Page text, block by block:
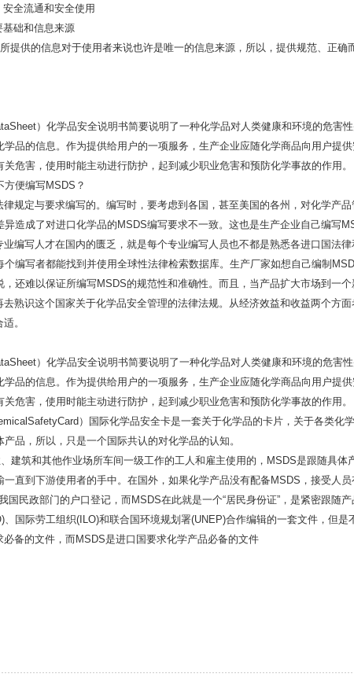
全流通和安全使用
础和信息来源
提供的信息对于使用者来说也许是唯一的信息来源，所以，提供规范、正确
）化学品安全说明书简要说明了一种化学品对人类健康和环境的危害
品的信息。作为提供给用户的一项服务，生产企业应随化学商品向用户提供
危害，使用时能主动进行防护，起到减少职业危害和预防化学事故的作用。
便编写MSDS？
律规定与要求编写的。编写时，要考虑到各国，甚至美国的各州，对化学产
异造成了对进口化学品的MSDS编写要求不一致。这也是生产企业自己编写
编写人才在国内的匮乏，就是每个专业编写人员也不都是熟悉各进口国法律
个编写者都能找到并使用全球性法律检索数据库。生产厂家如想自己编制
，还难以保证所编写MSDS的规范性和准确性。而且，当产品扩大市场到一个
熟识这个国家关于化学品安全管理的法律法规。从经济效益和收益两个方
。
）化学品安全说明书简要说明了一种化学品对人类健康和环境的危害
品的信息。作为提供给用户的一项服务，生产企业应随化学商品向用户提供
危害，使用时能主动进行防护，起到减少职业危害和预防化学事故的作用。
）国际化学品安全卡是一套关于化学品的卡片，关于各类化学
品，所以，只是一个国际共认的对化学品的认知。
建筑和其他作业场所车间一级工作的工人和雇主使用的，MSDS是跟随具体
一直到下游使用者的手中。在国外，如果化学产品没有配备MSDS，接受人
国民政部门的户口登记，而MSDS在此就是一个“居民身份证”，是紧密跟随
、国际劳工组织(ILO)和联合国环境规划署(UNEP)合作编辑的一套文件，但是
必备的文件，而MSDS是进口国要求化学产品必备的文件